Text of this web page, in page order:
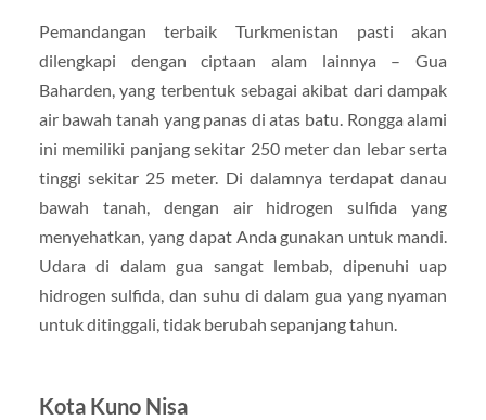
Pemandangan terbaik Turkmenistan pasti akan
dilengkapi dengan ciptaan alam lainnya – Gua
Baharden, yang terbentuk sebagai akibat dari dampak
air bawah tanah yang panas di atas batu. Rongga alami
ini memiliki panjang sekitar 250 meter dan lebar serta
tinggi sekitar 25 meter. Di dalamnya terdapat danau
bawah tanah, dengan air hidrogen sulfida yang
menyehatkan, yang dapat Anda gunakan untuk mandi.
Udara di dalam gua sangat lembab, dipenuhi uap
hidrogen sulfida, dan suhu di dalam gua yang nyaman
untuk ditinggali, tidak berubah sepanjang tahun.
Kota Kuno Nisa